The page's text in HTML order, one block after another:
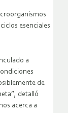
esenciales
a
de
detalló
acerca a